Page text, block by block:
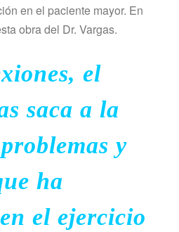
en el paciente mayor. En
obra del Dr. Vargas.
el
saca a la
y
ha
el ejercicio